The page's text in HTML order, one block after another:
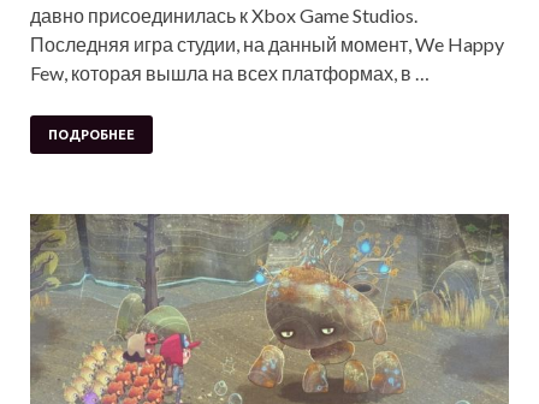
давно присоединилась к Xbox Game Studios.
Последняя игра студии, на данный момент, We Happy
Few, которая вышла на всех платформах, в …
ПОДРОБНЕЕ